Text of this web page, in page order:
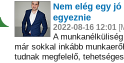
Nem elég egy
egyeznie
2022-08-16 12:01
A
már sokkal inkább
tudnak megfelelő,